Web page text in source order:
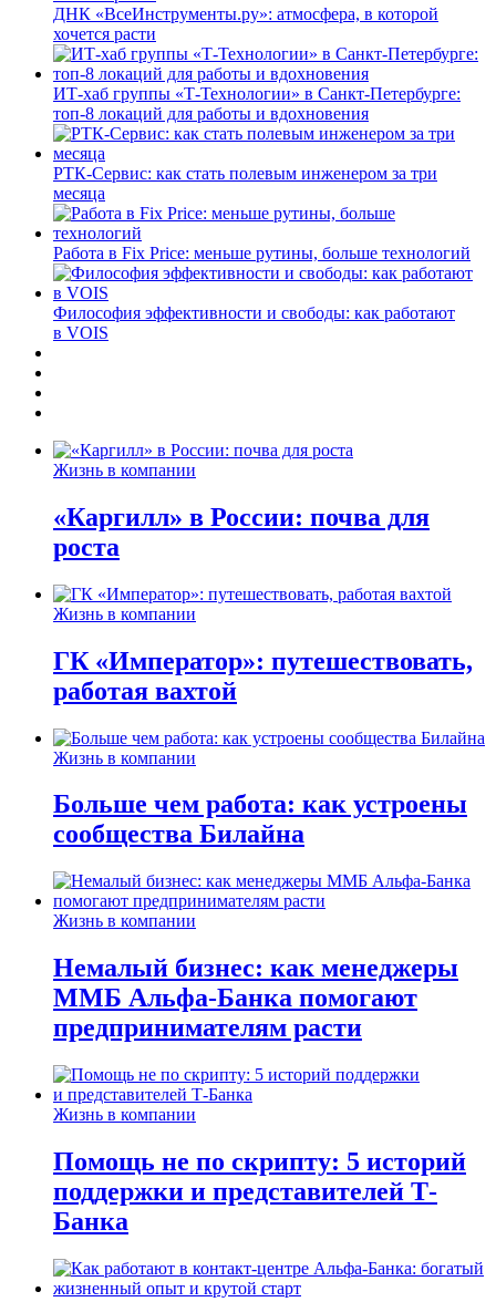
ДНК «ВсеИнструменты.ру»: атмосфера, в которой
хочется расти
ИТ-хаб группы «Т-Технологии» в Санкт-Петербурге:
топ-8 локаций для работы и вдохновения
РТК-Сервис: как стать полевым инженером за три
месяца
Работа в Fix Price: меньше рутины, больше технологий
Философия эффективности и свободы: как работают
в VOIS
Жизнь в компании
«Каргилл» в России: почва для
роста
Жизнь в компании
ГК «Император»: путешествовать,
работая вахтой
Жизнь в компании
Больше чем работа: как устроены
сообщества Билайна
Жизнь в компании
Немалый бизнес: как менеджеры
ММБ Альфа-Банка помогают
предпринимателям расти
Жизнь в компании
Помощь не по скрипту: 5 историй
поддержки и представителей Т-
Банка